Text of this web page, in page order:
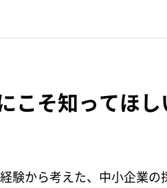
こそ知ってほ
験から考えた、中小企業の